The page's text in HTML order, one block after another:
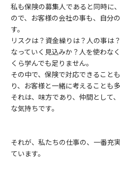
私も保険の募集人であると同時に
ので、お客様の会社の事も、自分
す。
リスクは？資金繰りは？人の事は
なっていく見込みか？人を使わな
くら学んでも足りません。
その中で、保険で対応できること
り、お客様と一緒に考えることも多
それは、味方であり、仲間として
な気持ちです。
それが、私たちの仕事の、一番充
ています。